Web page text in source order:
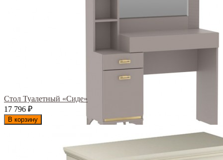
Стол Туалетный «Сиде»
17 796 ₽
В корзину